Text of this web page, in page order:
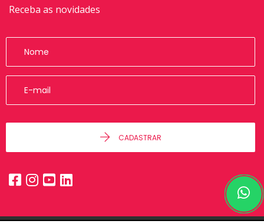
Receba as novidades
CADASTRAR